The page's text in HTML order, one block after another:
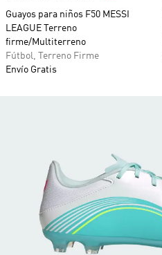
Guayos para niños F50 MESSI
LEAGUE Terreno
firme/Multiterreno
Fútbol, Terreno Firme
Envío Gratis